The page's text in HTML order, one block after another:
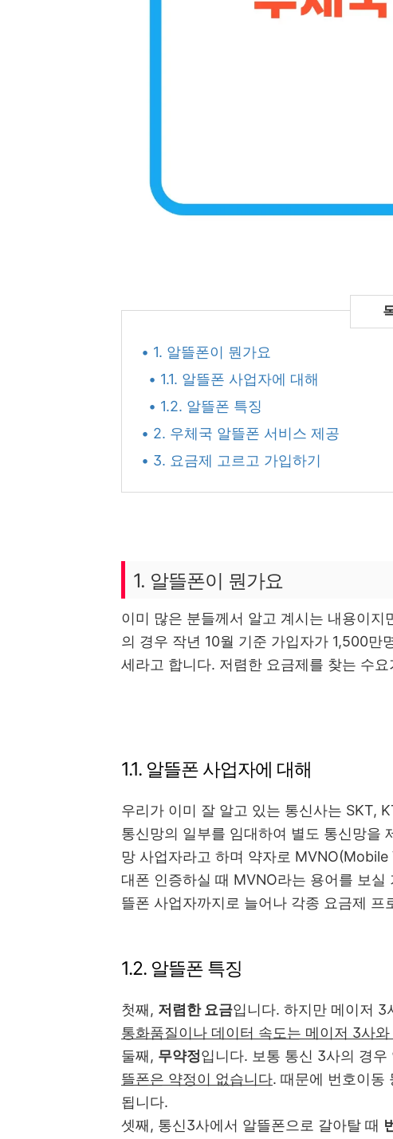
• 1. 알뜰폰이 뭔가요
• 1.1. 알뜰폰 사업자에 대해
• 1.2. 알뜰폰 특징
• 2. 우체국 알뜰폰 서비스 제공
• 3. 요금제 고르고 가입하기
1. 알뜰폰이 뭔가요
이미 많은 분들께서 알고 계시는 내용이
의 경우 작년 10월 기준 가입자가 1,500
세라고 합니다. 저렴한 요금제를 찾는 수
1.1. 알뜰폰 사업자에 대해
우리가 이미 잘 알고 있는 통신사는 SKT,
통신망의 일부를 임대하여 별도 통신망을
망 사업자라고 하며 약자로
대폰 인증하실 때 MVNO라는 용어를 보
뜰폰 사업자까지로 늘어나 각종 요금제 프
1.2. 알뜰폰 특징
첫째, 저렴한 요금입니다. 하지만 메이저 3
통화품질이나 데이터 속도는 메이저 3사와
둘째, 무약정입니다. 보통 통신 3사의 경
뜰폰은 약정이 없습니다. 때문에 번호이동
됩니다.
셋째, 통신3사에서 알뜰폰으로 갈아탈 때